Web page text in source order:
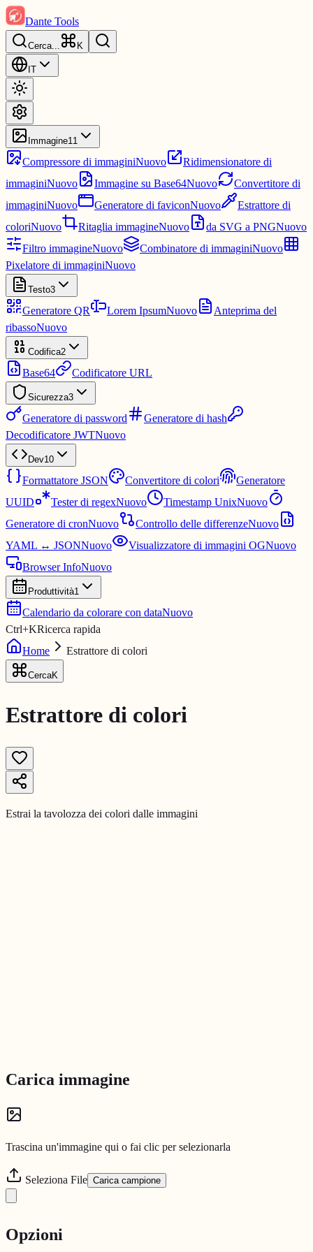
Dante Tools
Cerca... K
IT
Immagine11
Compressore di immaginiNuovo
Ridimensionatore di
immaginiNuovo Immagine su Base64Nuovo
Convertitore di
immaginiNuovo Generatore di faviconNuovo
Estrattore di
coloriNuovo Ritaglia immagineNuovo da SVG a PNGNuovo
Filtro immagineNuovo Combinatore di immaginiNuovo
Pixelatore di immaginiNuovo
Testo3
Generatore QR Lorem IpsumNuovo
Anteprima del
ribassoNuovo
Codifica2
Base64 Codificatore URL
Sicurezza3
Generatore di password
Generatore di hash
Decodificatore JWTNuovo
Dev10
Formattatore JSON Convertitore di colori
Generatore
UUID
Tester di regexNuovo Timestamp UnixNuovo
Generatore di cronNuovo Controllo delle differenzeNuovo
YAML ↔ JSONNuovo Visualizzatore di immagini OGNuovo
Browser InfoNuovo
Produttività1
Calendario da colorare con dataNuovo
Ctrl+KRicerca rapida
Home
Estrattore di colori
CercaK
Estrattore di colori
Estrai la tavolozza dei colori dalle immagini
Carica immagine
Trascina un'immagine qui o fai clic per selezionarla
Seleziona File Carica campione
Opzioni